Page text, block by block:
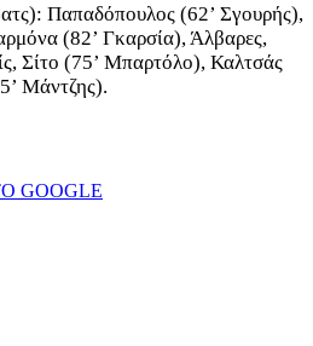
Παπαδόπουλος (62’ Σγουρής),
(82’ Γκαρσία), Άλβαρες,
Σίτο (75’ Μπαρτόλο), Καλτσάς
Μάντζης).
GOOGLE